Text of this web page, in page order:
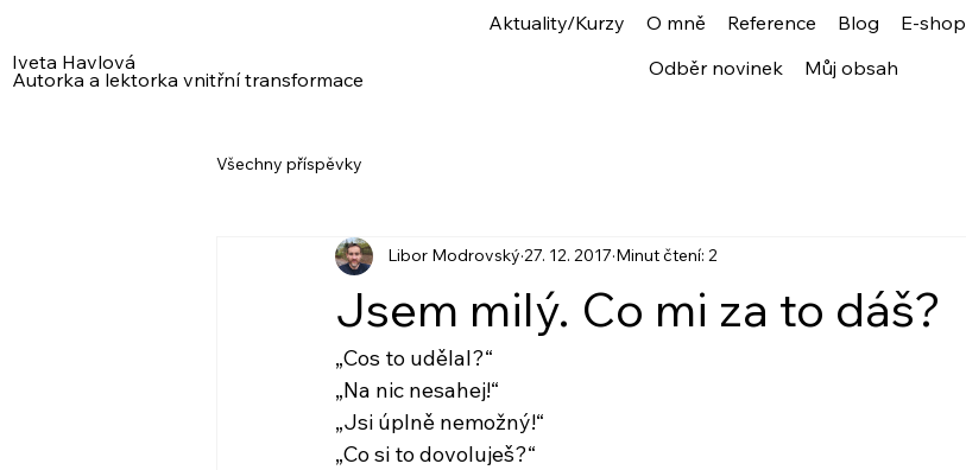
Iveta Havlová
Autorka a lektorka vnitřní transformace
Aktuality/Kurzy O mně Reference Blog E-shop
Odběr novinek
Můj obsah
Všechny příspěvky
Jsem milý. Co mi za to dáš?
Libor Modrovský 27. 12. 2017 Minut čtení: 2
„Cos to udělal?“
„Na nic nesahej!“
„Jsi úplně nemožný!“
„Co si to dovoluješ?“